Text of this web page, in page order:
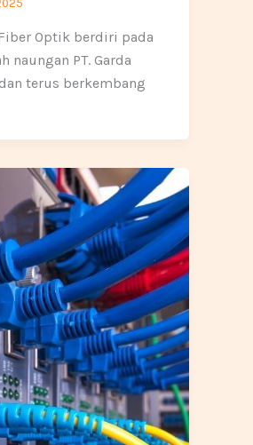
Optik berdiri pada
naungan PT. Garda
terus berkembang